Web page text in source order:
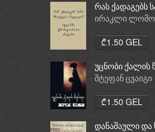
რას ქადაგებს
რელიგია:
ირაკლი
₾1.50 GEL
უცნობი ქალის
შტეფან ცვაიგი
₾1.50 GEL
დანაშაული და